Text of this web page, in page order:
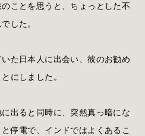
ことを思うと、ちょっとした不
した。
た日本人に出会い、彼のお勧め
にしました。
出ると同時に、突然真っ暗にな
停電で、インドではよくあるこ